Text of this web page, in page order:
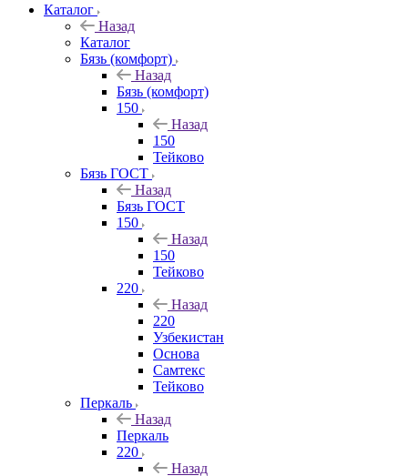
Каталог
Назад
Каталог
Бязь (комфорт)
Назад
Бязь (комфорт)
150
Назад
150
Тейково
Бязь ГОСТ
Назад
Бязь ГОСТ
150
Назад
150
Тейково
220
Назад
220
Узбекистан
Основа
Самтекс
Тейково
Перкаль
Назад
Перкаль
220
Назад